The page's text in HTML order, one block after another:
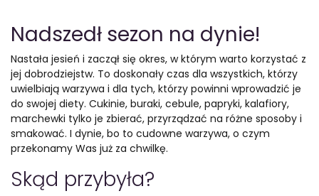
Nadszedł sezon na dynie!
Nastała jesień i zaczął się okres, w którym warto korzystać z
jej dobrodziejstw. To doskonały czas dla wszystkich, którzy
uwielbiają warzywa i dla tych, którzy powinni wprowadzić je
do swojej diety. Cukinie, buraki, cebule, papryki, kalafiory,
marchewki tylko je zbierać, przyrządzać na różne sposoby i
smakować. I dynie, bo to cudowne warzywa, o czym
przekonamy Was już za chwilkę.
Skąd przybyła?